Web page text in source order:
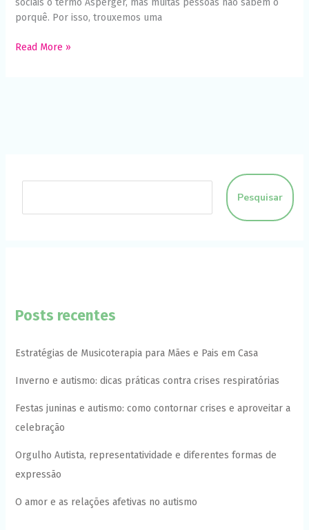
sociais o termo Asperger, mas muitas pessoas não sabem o
porquê. Por isso, trouxemos uma
Read More »
Pesquisar
Posts recentes
Estratégias de Musicoterapia para Mães e Pais em Casa
Inverno e autismo: dicas práticas contra crises respiratórias
Festas juninas e autismo: como contornar crises e aproveitar a
celebração
Orgulho Autista, representatividade e diferentes formas de
expressão
O amor e as relações afetivas no autismo